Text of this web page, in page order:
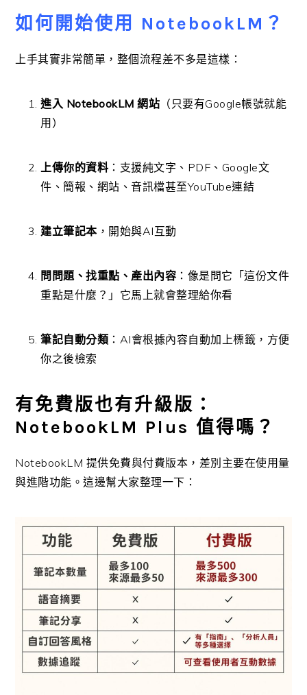
如何開始使用 NotebookLM？
上手其實非常簡單，整個流程差不多是這樣：
進入 NotebookLM 網站 （只要有Google帳號就能
用）
上傳你的資料 ：支援純文字、PDF、Google文
件、簡報、網站、音訊檔甚至YouTube連結
建立筆記本，開始與AI互動
問問題、找重點、產出內容 ：像是問它「這份文件
重點是什麼？」它馬上就會整理給你看
筆記自動分類 ：AI會根據內容自動加上標籤，方便
你之後檢索
有免費版也有升級版：
NotebookLM Plus 值得嗎？
NotebookLM 提供免費與付費版本，差別主要在使用量
與進階功能。這邊幫大家整理一下：